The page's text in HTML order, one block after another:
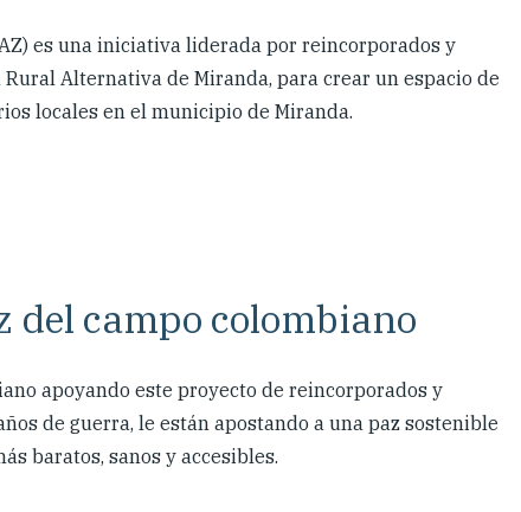
es una iniciativa liderada por reincorporados y
Alternativa de Miranda, para crear un espacio de
locales en el municipio de Miranda.
del campo colombiano
apoyando este proyecto de reincorporados y
de guerra, le están apostando a una paz sostenible
baratos, sanos y accesibles.